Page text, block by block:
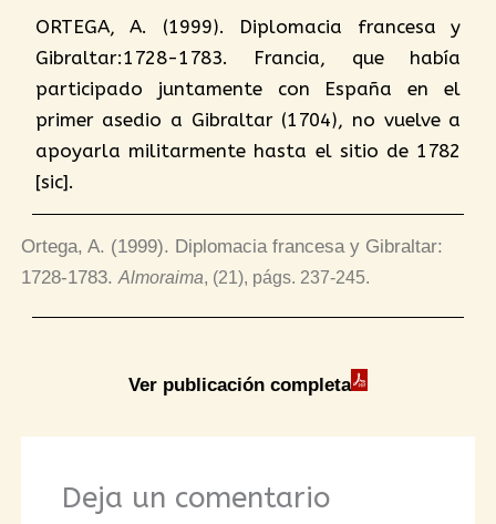
ORTEGA, A. (1999). Diplomacia francesa y
Gibraltar:1728-1783. Francia, que había
participado juntamente con España en el
primer asedio a Gibraltar (1704), no vuelve a
apoyarla militarmente hasta el sitio de 1782
[sic].
Ortega, A. (1999). Diplomacia francesa y Gibraltar:
1728-1783.Almoraima, (21), págs. 237-245.
Ver publicación completa
Deja un comentario